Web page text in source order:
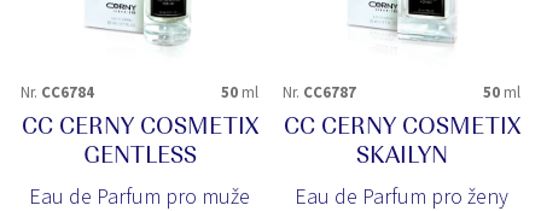
Nr. CC6784 50 ml
CC CERNY COSMETIX
GENTLESS
Eau de Parfum pro muže
Nr. CC6787 50 ml
CC CERNY COSMETIX
SKAILYN
Eau de Parfum pro ženy